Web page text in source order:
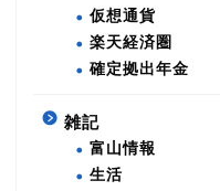
仮想通貨
楽天経済圏
確定拠出年金
雑記
富山情報
生活